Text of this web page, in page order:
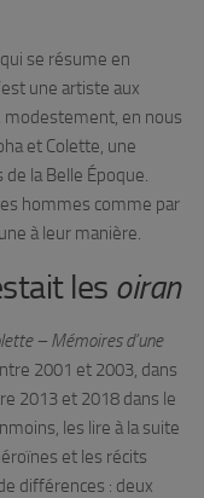
se résume en
une artiste aux
en nous
et Colette, une
la Belle Époque.
hommes comme par
à leur manière.
les oiran
– Mémoires d’une
2001 et 2003, dans
2013 et 2018 dans le
les lire à la suite
et les récits
différences : deux